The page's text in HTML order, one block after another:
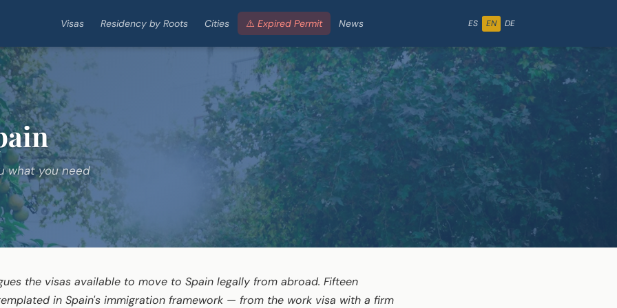
Visas Residency by Roots Cities ⚠️ Expired Permit News ES EN DE
what you need
the visas available to move to Spain legally from abroad. Fifteen
in Spain's immigration framework — from the work visa with a firm